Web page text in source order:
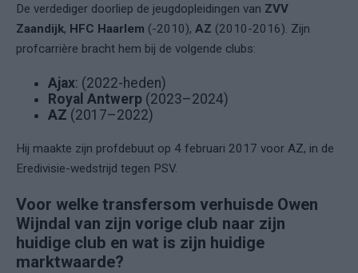
De verdediger doorliep de jeugdopleidingen van ZVV
Zaandijk, HFC Haarlem (-2010), AZ (2010-2016). Zijn
profcarrière bracht hem bij de volgende clubs:
Ajax: (2022-heden)
Royal Antwerp (2023–2024)
AZ (2017–2022)
Hij maakte zijn profdebuut op 4 februari 2017 voor AZ, in de
Eredivisie-wedstrijd tegen PSV.
Voor welke transfersom verhuisde Owen
Wijndal van zijn vorige club naar zijn
huidige club en wat is zijn huidige
marktwaarde?